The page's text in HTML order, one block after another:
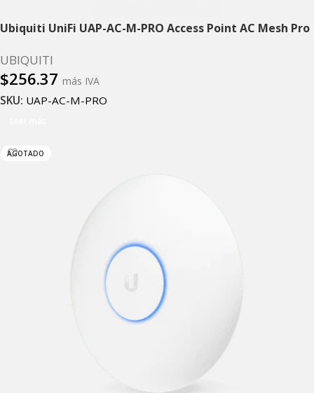
Ubiquiti UniFi UAP-AC-M-PRO Access Point AC Mesh Pro
UBIQUITI
$256.37 más IVA
SKU: UAP-AC-M-PRO
AGOTADO